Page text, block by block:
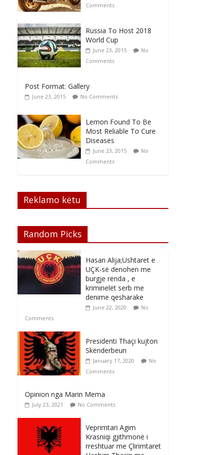
Comments
Russia To Host 2018
World Cup
June 23, 2015
No
Comments
Post Format: Gallery
June 23, 2015 No Comments
Lemon Found To Be
Most Reliable To Cure
Diseases
June 23, 2015
No
Comments
Reklamo këtu
Random Picks
Hasan Alija;Ushtaret e
UÇK-së denohen me
burgje rënda , e
kriminelët serb me
denime qesharake
June 22, 2020
No
Comments
Presidenti Thaçi kujton
Skënderbeun
January 17, 2020
No
Comments
Opinion nga Marin Mema
July 23, 2021 No Comments
Veprimtari Agim
Krasniqi gjithmonë i
rreshtuar me Çlirimtaret